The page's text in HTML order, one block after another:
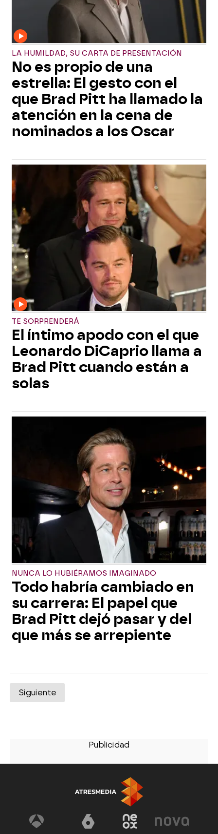
LA HUMILDAD, SU CARTA DE PRESENTACIÓN
No es propio de una
estrella: El gesto con el
que Brad Pitt ha llamado la
atención en la cena de
nominados a los Oscar
TE SORPRENDERÁ
El íntimo apodo con el que
Leonardo DiCaprio llama a
Brad Pitt cuando están a
solas
NUNCA LO HUBIÉRAMOS IMAGINADO
Todo habría cambiado en
su carrera: El papel que
Brad Pitt dejó pasar y del
que más se arrepiente
Siguiente